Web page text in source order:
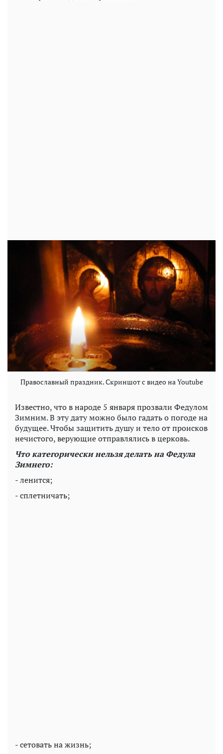
Православный праздник. Скриншот с видео на Youtube
Известно, что в народе 5 января прозвали Федулом
Зимним. В эту дату можно было гадать о погоде на
будущее. Чтобы защитить душу и тело от происков
нечистого, верующие отправлялись в церковь.
Что категорически нельзя делать на Федула
Зимнего:
- ленится;
- сплетничать;
- сетовать на жизнь;